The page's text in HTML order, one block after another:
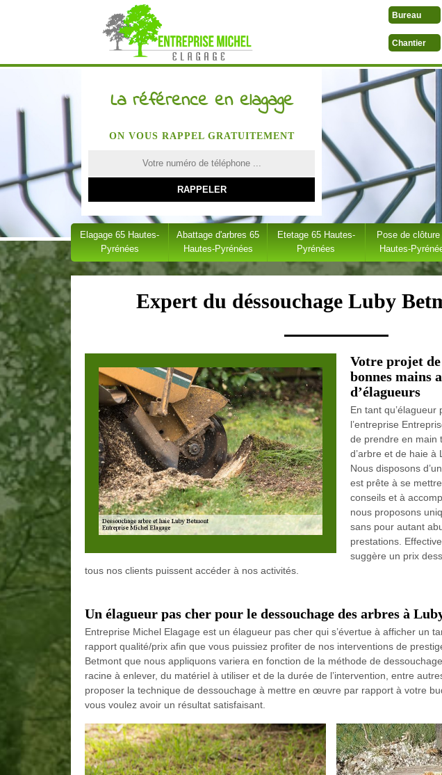
Bureau
Chantier
La référence en elagage
ON VOUS RAPPEL GRATUITEMENT
Elagage 65 Hautes-
Pyrénées
Abattage d'arbres 65
Hautes-Pyrénées
Etetage 65 Hautes-
Pyrénées
Pose de clôture
Hautes-
Expert du déssouchage Luby
Votre projet de
bonnes mains
d’élagueurs
En tant qu’élagueur
l’entreprise
de prendre en main
d’arbre et de haie à
Nous disposons
est prête à se
conseils et à
nous proposons
sans pour autant
prestations.
suggère un prix
tous nos clients puissent accéder à nos activités.
Un élagueur pas cher pour le dessouchage des arbres à
Entreprise Michel Elagage est un élagueur pas cher qui s’évertue à afficher un
rapport qualité/prix afin que vous puissiez profiter de nos interventions de
Betmont que nous appliquons variera en fonction de la méthode de
racine à enlever, du matériel à utiliser et de la durée de l’intervention, entre
proposer la technique de dessouchage à mettre en œuvre par rapport à votre
vous voulez avoir un résultat satisfaisant.